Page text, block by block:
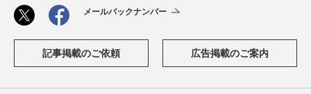
メールバックナンバー
記事掲載のご依頼 広告掲載のご案内